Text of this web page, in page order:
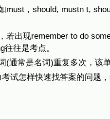
must，should, mustn t,
若出现remember to do
往是考点。
(通常是名词)重复多次，该
试怎样快速找答案的问题，